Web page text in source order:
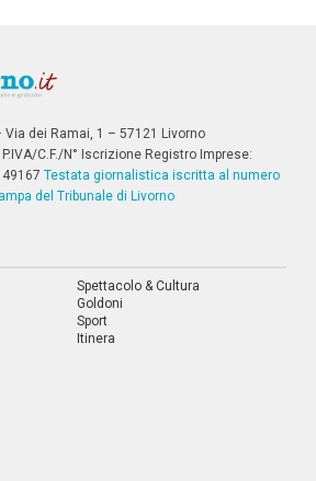
dei Ramai, 1 – 57121 Livorno
C.F./N° Iscrizione Registro Imprese:
Testata giornalistica iscritta al numero
del Tribunale di Livorno
Spettacolo & Cultura
Goldoni
Sport
Itinera